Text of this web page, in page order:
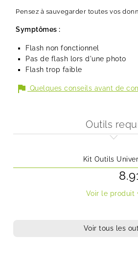
Pensez à sauvegarder toutes vos
Symptômes :
Flash non fonctionnel
Pas de flash lors d'une photo
Flash trop faible
flag Quelques conseils avant de
Outils
Kit Outils
Voir le produit
Voir tous les